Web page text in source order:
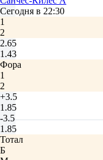
Сегодня в 22:30
1
2
2.65
1.43
Фора
1
2
+3.5
1.85
-3.5
1.85
Тотал
Б